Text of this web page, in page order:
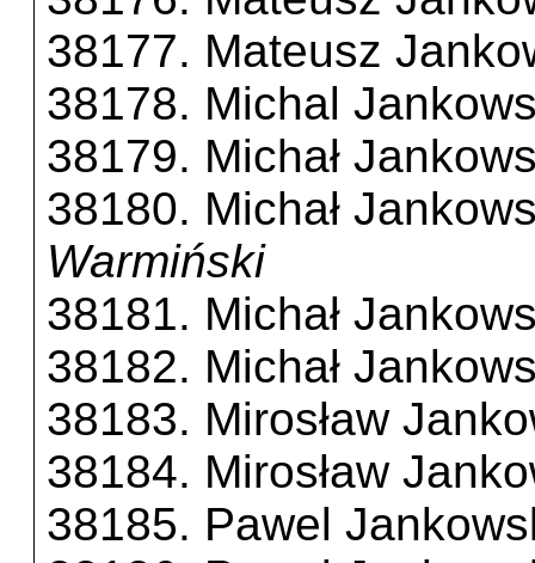
38177. Mateusz
38178. Michal
38179. Michał
38180. Michał
Warmiński
38181. Michał
38182. Michał
38183. Mirosław
38184. Mirosław
38185. Pawel